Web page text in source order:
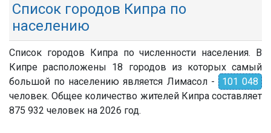
Список городов Кипра по
населению
Список городов Кипра по численности населения. В
Кипре расположены 18 городов из которых самый
большой по населению является Лимасол -
101 048
человек. Общее количество жителей Кипра составляет
875 932 человек на 2026 год.